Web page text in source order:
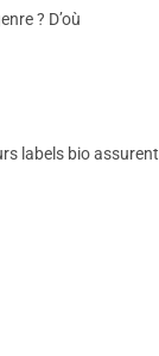
? D’où
labels bio assurent